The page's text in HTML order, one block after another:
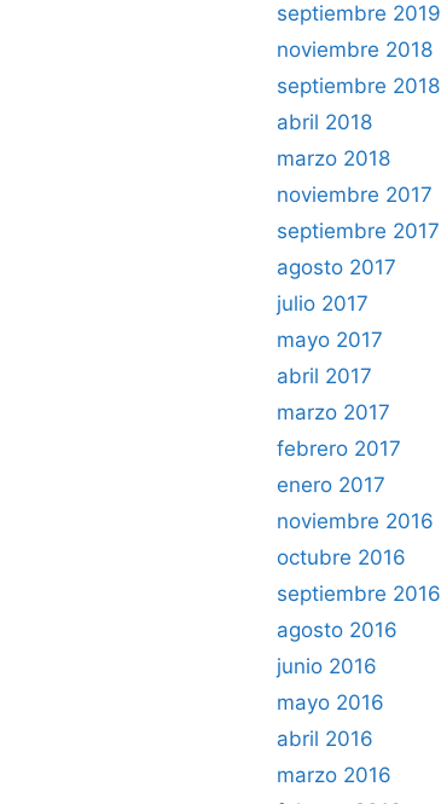
septiembre 2019
noviembre 2018
septiembre 2018
abril 2018
marzo 2018
noviembre 2017
septiembre 2017
agosto 2017
julio 2017
mayo 2017
abril 2017
marzo 2017
febrero 2017
enero 2017
noviembre 2016
octubre 2016
septiembre 2016
agosto 2016
junio 2016
mayo 2016
abril 2016
marzo 2016